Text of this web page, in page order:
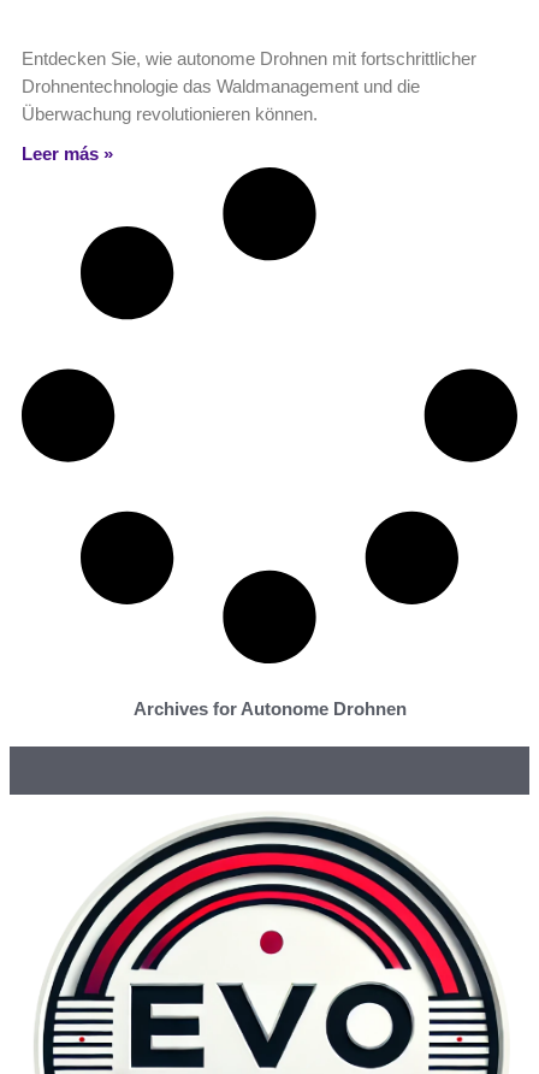
Entdecken Sie, wie autonome Drohnen mit fortschrittlicher
Drohnentechnologie das Waldmanagement und die
Überwachung revolutionieren können.
Leer más »
Archives for Autonome Drohnen